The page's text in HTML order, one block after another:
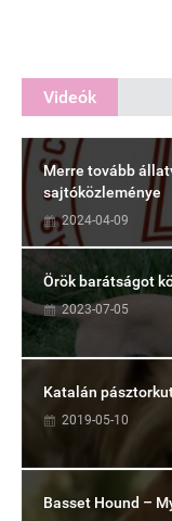
Videók
Merre tovább
sajtóközleménye
2024-04-09
Örök barátságot
2023-07-05
Katalán
2019-05-10
Basset Hound –